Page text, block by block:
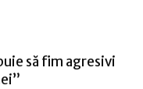
să fim agresivi